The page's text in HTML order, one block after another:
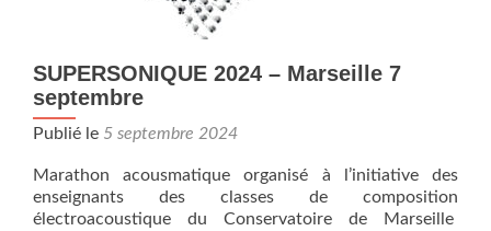
SUPERSONIQUE 2024 – Marseille 7
septembre
Publié le 5 septembre 2024
Marathon acousmatique organisé à l’initiative des
enseignants des classes de composition
électroacoustique du Conservatoire de Marseille